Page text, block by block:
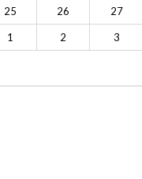
25 26 27
1 2 3